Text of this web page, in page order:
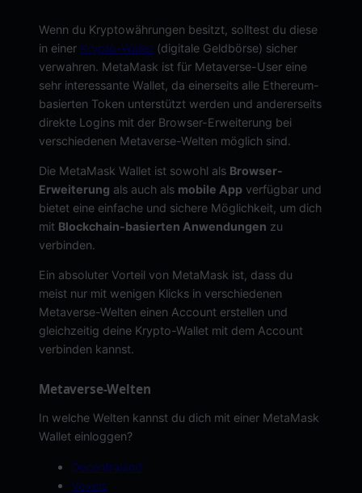
Wenn du Kryptowährungen besitzt, solltest du diese
in einer Krypto-Wallet (digitale Geldbörse) sicher
verwahren. MetaMask ist für Metaverse-User eine
sehr interessante Wallet, da einerseits alle Ethereum-
basierten Token unterstützt werden und andererseits
direkte Logins mit der Browser-Erweiterung bei
verschiedenen Metaverse-Welten möglich sind.
Die MetaMask Wallet ist sowohl als Browser-
Erweiterung als auch als mobile App verfügbar und
bietet eine einfache und sichere Möglichkeit, um dich
mit Blockchain-basierten Anwendungen zu
verbinden.
Ein absoluter Vorteil von MetaMask ist, dass du
meist nur mit wenigen Klicks in verschiedenen
Metaverse-Welten einen Account erstellen und
gleichzeitig deine Krypto-Wallet mit dem Account
verbinden kannst.
Metaverse-Welten
In welche Welten kannst du dich mit einer MetaMask
Wallet einloggen?
Decentraland
Voxels